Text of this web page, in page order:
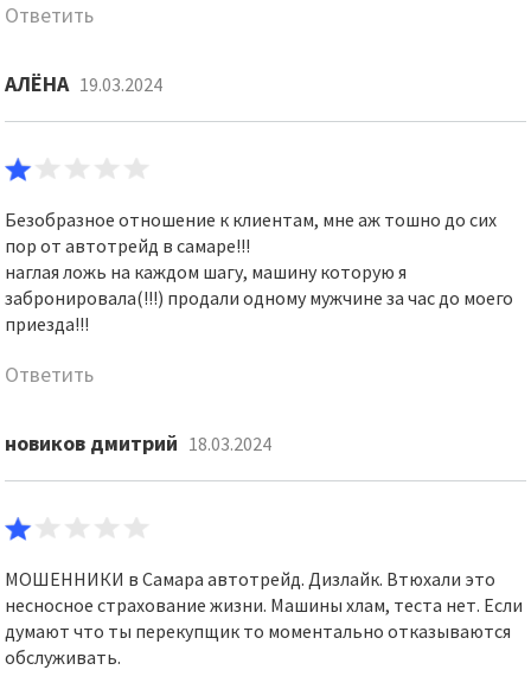
Ответить
АЛЁНА 19.03.2024
Безобразное отношение к клиентам, мне аж тошно до сих
пор от автотрейд в самаре!!!
наглая ложь на каждом шагу, машину которую я
забронировала(!!!) продали одному мужчине за час до моего
приезда!!!
Ответить
новиков дмитрий 18.03.2024
МОШЕННИКИ в Самара автотрейд. Дизлайк. Втюхали это
несносное страхование жизни. Машины хлам, теста нет. Если
думают что ты перекупщик то моментально отказываются
обслуживать.